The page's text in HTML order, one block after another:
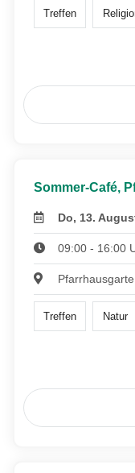
Treffen
Sommer-Café,
Do, 13.
09:00 - 16:00
Treffen Natur